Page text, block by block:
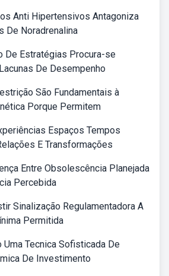
Anti Hipertensivos Antagoniza
De Noradrenalina
De Estratégias Procura-se
De Desempenho
São Fundamentais à
Porque Permitem
Espaços Tempos
E Transformações
Entre Obsolescência Planejada
Percebida
Sinalização Regulamentadora A
Permitida
Uma Tecnica Sofisticada De
De Investimento